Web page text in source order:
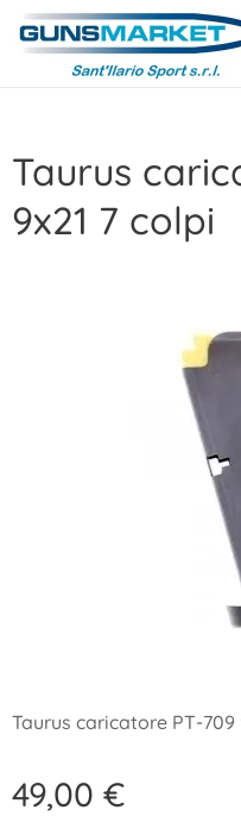
Taurus
9x21 7 colpi
Taurus caricatore PT-709
49,00 €